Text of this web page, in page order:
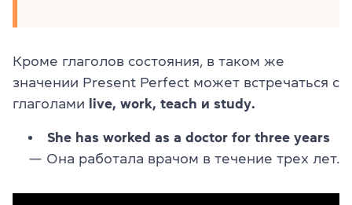
Кроме глаголов состояния, в таком же
значении Present Perfect может встречаться с
глаголами
live, work, teach и study.
She has worked as a doctor for three years
— Она работала врачом в течение трех лет.